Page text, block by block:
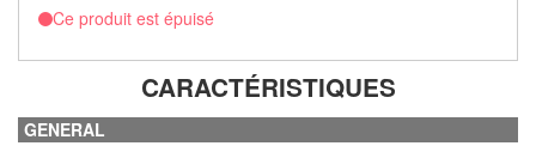
Ce produit est épuisé
CARACTÉRISTIQUES
GENERAL